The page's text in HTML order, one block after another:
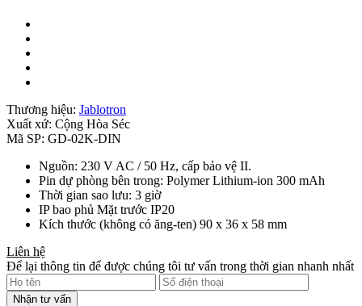
Thương hiệu: Jablotron
Xuất xứ: Cộng Hòa Séc
Mã SP: GD-02K-DIN
Nguồn: 230 V AC / 50 Hz, cấp bảo vệ II.
Pin dự phòng bên trong: Polymer Lithium-ion 300 mAh
Thời gian sao lưu: 3 giờ
IP bao phủ Mặt trước IP20
Kích thước (không có ăng-ten) 90 x 36 x 58 mm
Liên hệ
Để lại thông tin để được chúng tôi tư vấn trong thời gian nhanh nhất
Nhận tư vấn